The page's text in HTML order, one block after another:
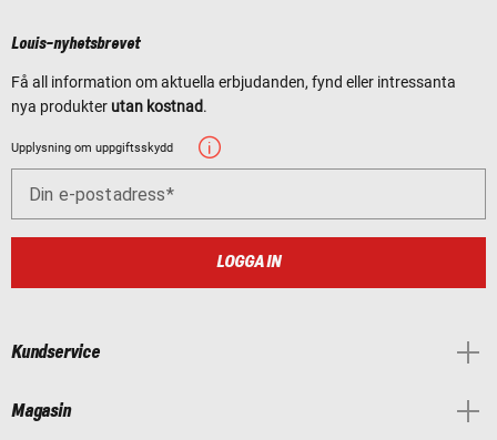
Louis-nyhetsbrevet
Få all information om aktuella erbjudanden, fynd eller intressanta
nya produkter utan kostnad.
Upplysning om uppgiftsskydd
Din e-postadress
LOGGA IN
Kundservice
Magasin